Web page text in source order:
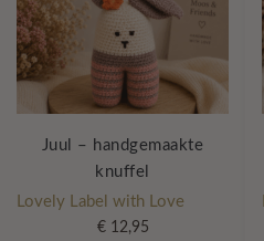
Juul – handgemaakte
knuffel
Lovely Label with Love
€12,95